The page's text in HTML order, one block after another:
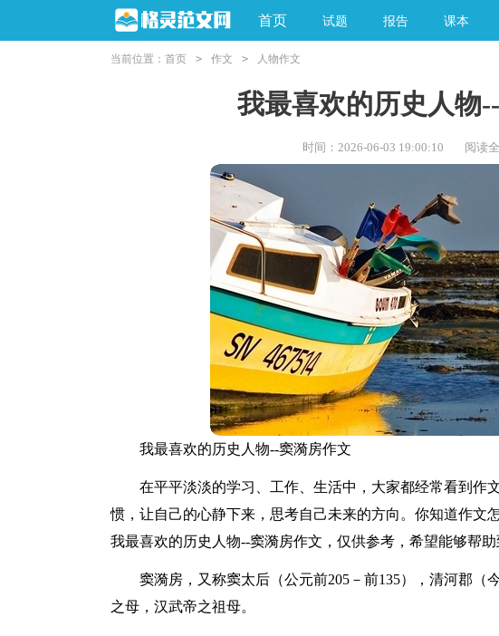
首页 试题 报告 课本
当前位置： 首页 > 作文 > 人物作文
我最喜欢的历史人物
时间：2026-06-03 19:00:10 阅读
我最喜欢的历史人物--窦漪房作文
在平平淡淡的学习、工作、生活中，大家都经常看到作
惯，让自己的心静下来，思考自己未来的方向。你知道作文
我最喜欢的历史人物--窦漪房作文，仅供参考，希望能够帮助
窦漪房，又称窦太后（公元前205－前135），清河郡（
之母，汉武帝之祖母。